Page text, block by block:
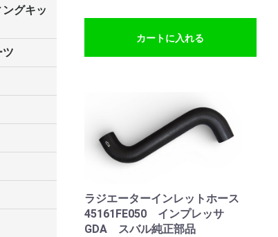
グキッ
ツ
ッド
ト
ングポ
プ
チルトシリンダオイル
コンプレッサオイル
サスペンションフルード
ショックアブソーバーフ
パワーステアリングフル
カートに入れる
ラジエーターインレットホース
45161FE050 インプレッサ
GDA スバル純正部品